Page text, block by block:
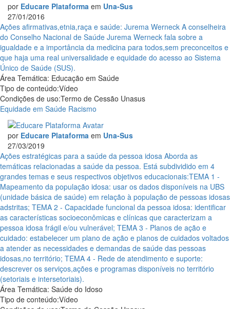
por Educare Plataforma em Una-Sus
27/01/2016
Ações afirmativas,etnia,raça e saúde: Jurema Werneck A conselheira
do Conselho Nacional de Saúde Jurema Werneck fala sobre a
igualdade e a importância da medicina para todos,sem preconceitos e
que haja uma real universalidade e equidade do acesso ao Sistema
Único de Saúde (SUS).
Área Temática: Educação em Saúde
Tipo de conteúdo:Vídeo
Condições de uso:Termo de Cessão Unasus
Equidade em Saúde Racismo
por Educare Plataforma em Una-Sus
27/03/2019
Ações estratégicas para a saúde da pessoa idosa Aborda as
temáticas relacionadas a saúde da pessoa. Está subdividido em 4
grandes temas e seus respectivos objetivos educacionais:TEMA 1 -
Mapeamento da população idosa: usar os dados disponíveis na UBS
(unidade básica de saúde) em relação à população de pessoas idosas
adstritas; TEMA 2 - Capacidade funcional da pessoa idosa: identificar
as características socioeconômicas e clínicas que caracterizam a
pessoa idosa frágil e/ou vulnerável; TEMA 3 - Planos de ação e
cuidado: estabelecer um plano de ação e planos de cuidados voltados
a atender as necessidades e demandas de saúde das pessoas
idosas,no território; TEMA 4 - Rede de atendimento e suporte:
descrever os serviços,ações e programas disponíveis no território
(setoriais e intersetoriais).
Área Temática: Saúde do Idoso
Tipo de conteúdo:Vídeo